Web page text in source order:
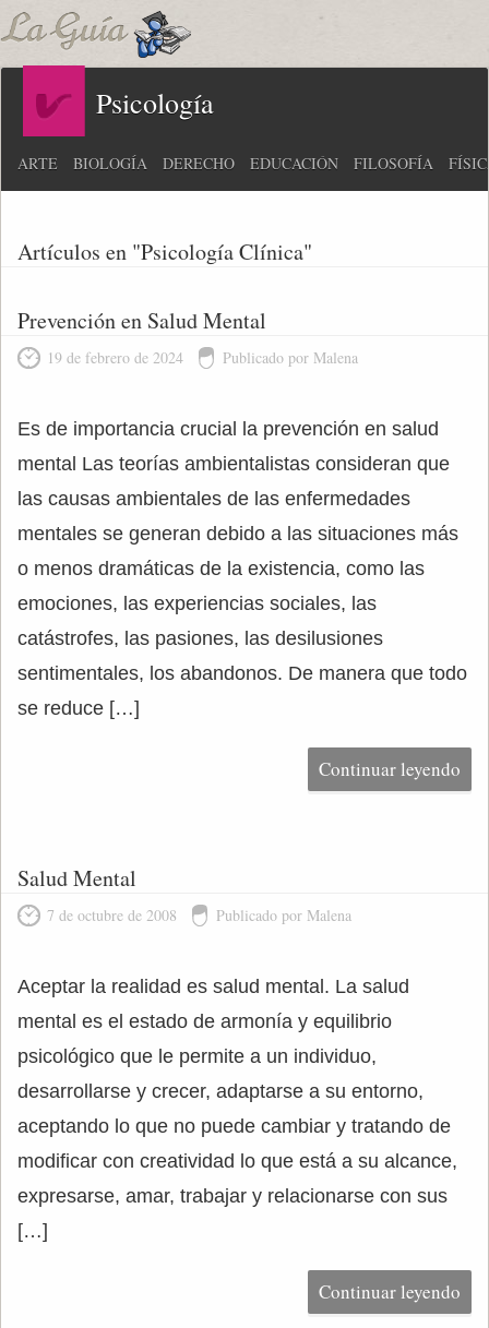
Psicología
ARTE BIOLOGÍA DERECHO EDUCACIÓN FILOSOFÍA
Artículos en "Psicología Clínica"
Prevención en Salud Mental
19 de febrero de 2024 Publicado por Malena
Es de importancia crucial la prevención en salud
mental Las teorías ambientalistas consideran que
las causas ambientales de las enfermedades
mentales se generan debido a las situaciones más
o menos dramáticas de la existencia, como las
emociones, las experiencias sociales, las
catástrofes, las pasiones, las desilusiones
sentimentales, los abandonos. De manera que todo
se reduce […]
Continuar leyendo
Salud Mental
7 de octubre de 2008 Publicado por Malena
Aceptar la realidad es salud mental. La salud
mental es el estado de armonía y equilibrio
psicológico que le permite a un individuo,
desarrollarse y crecer, adaptarse a su entorno,
aceptando lo que no puede cambiar y tratando de
modificar con creatividad lo que está a su alcance,
expresarse, amar, trabajar y relacionarse con sus
[…]
Continuar leyendo